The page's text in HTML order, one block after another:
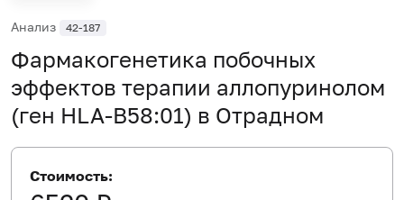
Анализ 42-187
Фармакогенетика побочных
эффектов терапии аллопуринолом
(ген HLA-B58:01) в Отрадном
Стоимость: